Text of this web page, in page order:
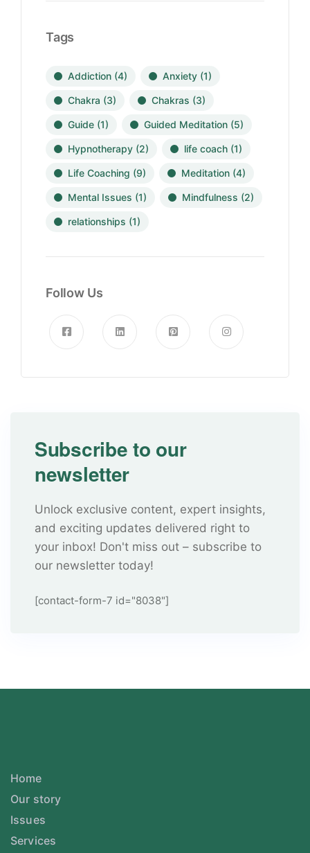
Tags
Addiction (4) Anxiety (1)
Chakra (3) Chakras (3)
Guide (1) Guided Meditation (5)
Hypnotherapy (2) life coach (1)
Life Coaching (9) Meditation (4)
Mental Issues (1) Mindfulness (2)
relationships (1)
Follow Us
Subscribe to our
newsletter
Unlock exclusive content, expert insights,
and exciting updates delivered right to
your inbox! Don't miss out – subscribe to
our newsletter today!
[contact-form-7 id="8038"]
Home
Our story
Issues
Services